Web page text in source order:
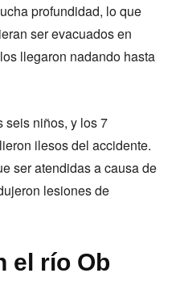
profundidad, lo que
ser evacuados en
llegaron nadando hasta
seis niños, y los 7
ilesos del accidente.
ser atendidas a causa de
lesiones de
el río Ob